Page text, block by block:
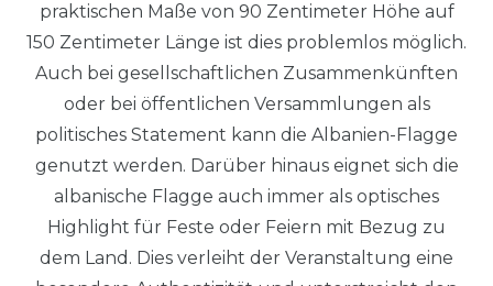
praktischen Maße von 90 Zentimeter Höhe auf
150 Zentimeter Länge ist dies problemlos möglich.
Auch bei gesellschaftlichen Zusammenkünften
oder bei öffentlichen Versammlungen als
politisches Statement kann die Albanien-Flagge
genutzt werden. Darüber hinaus eignet sich die
albanische Flagge auch immer als optisches
Highlight für Feste oder Feiern mit Bezug zu
dem Land. Dies verleiht der Veranstaltung eine